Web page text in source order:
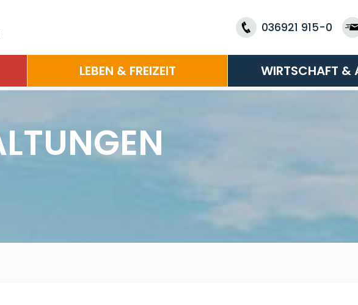
036921 915-0
LEBEN & FREIZEIT WIRTSCHAFT &